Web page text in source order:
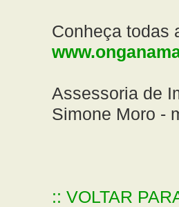
Conheça todas
Assessoria de
Simone Moro -
:: VOLTAR